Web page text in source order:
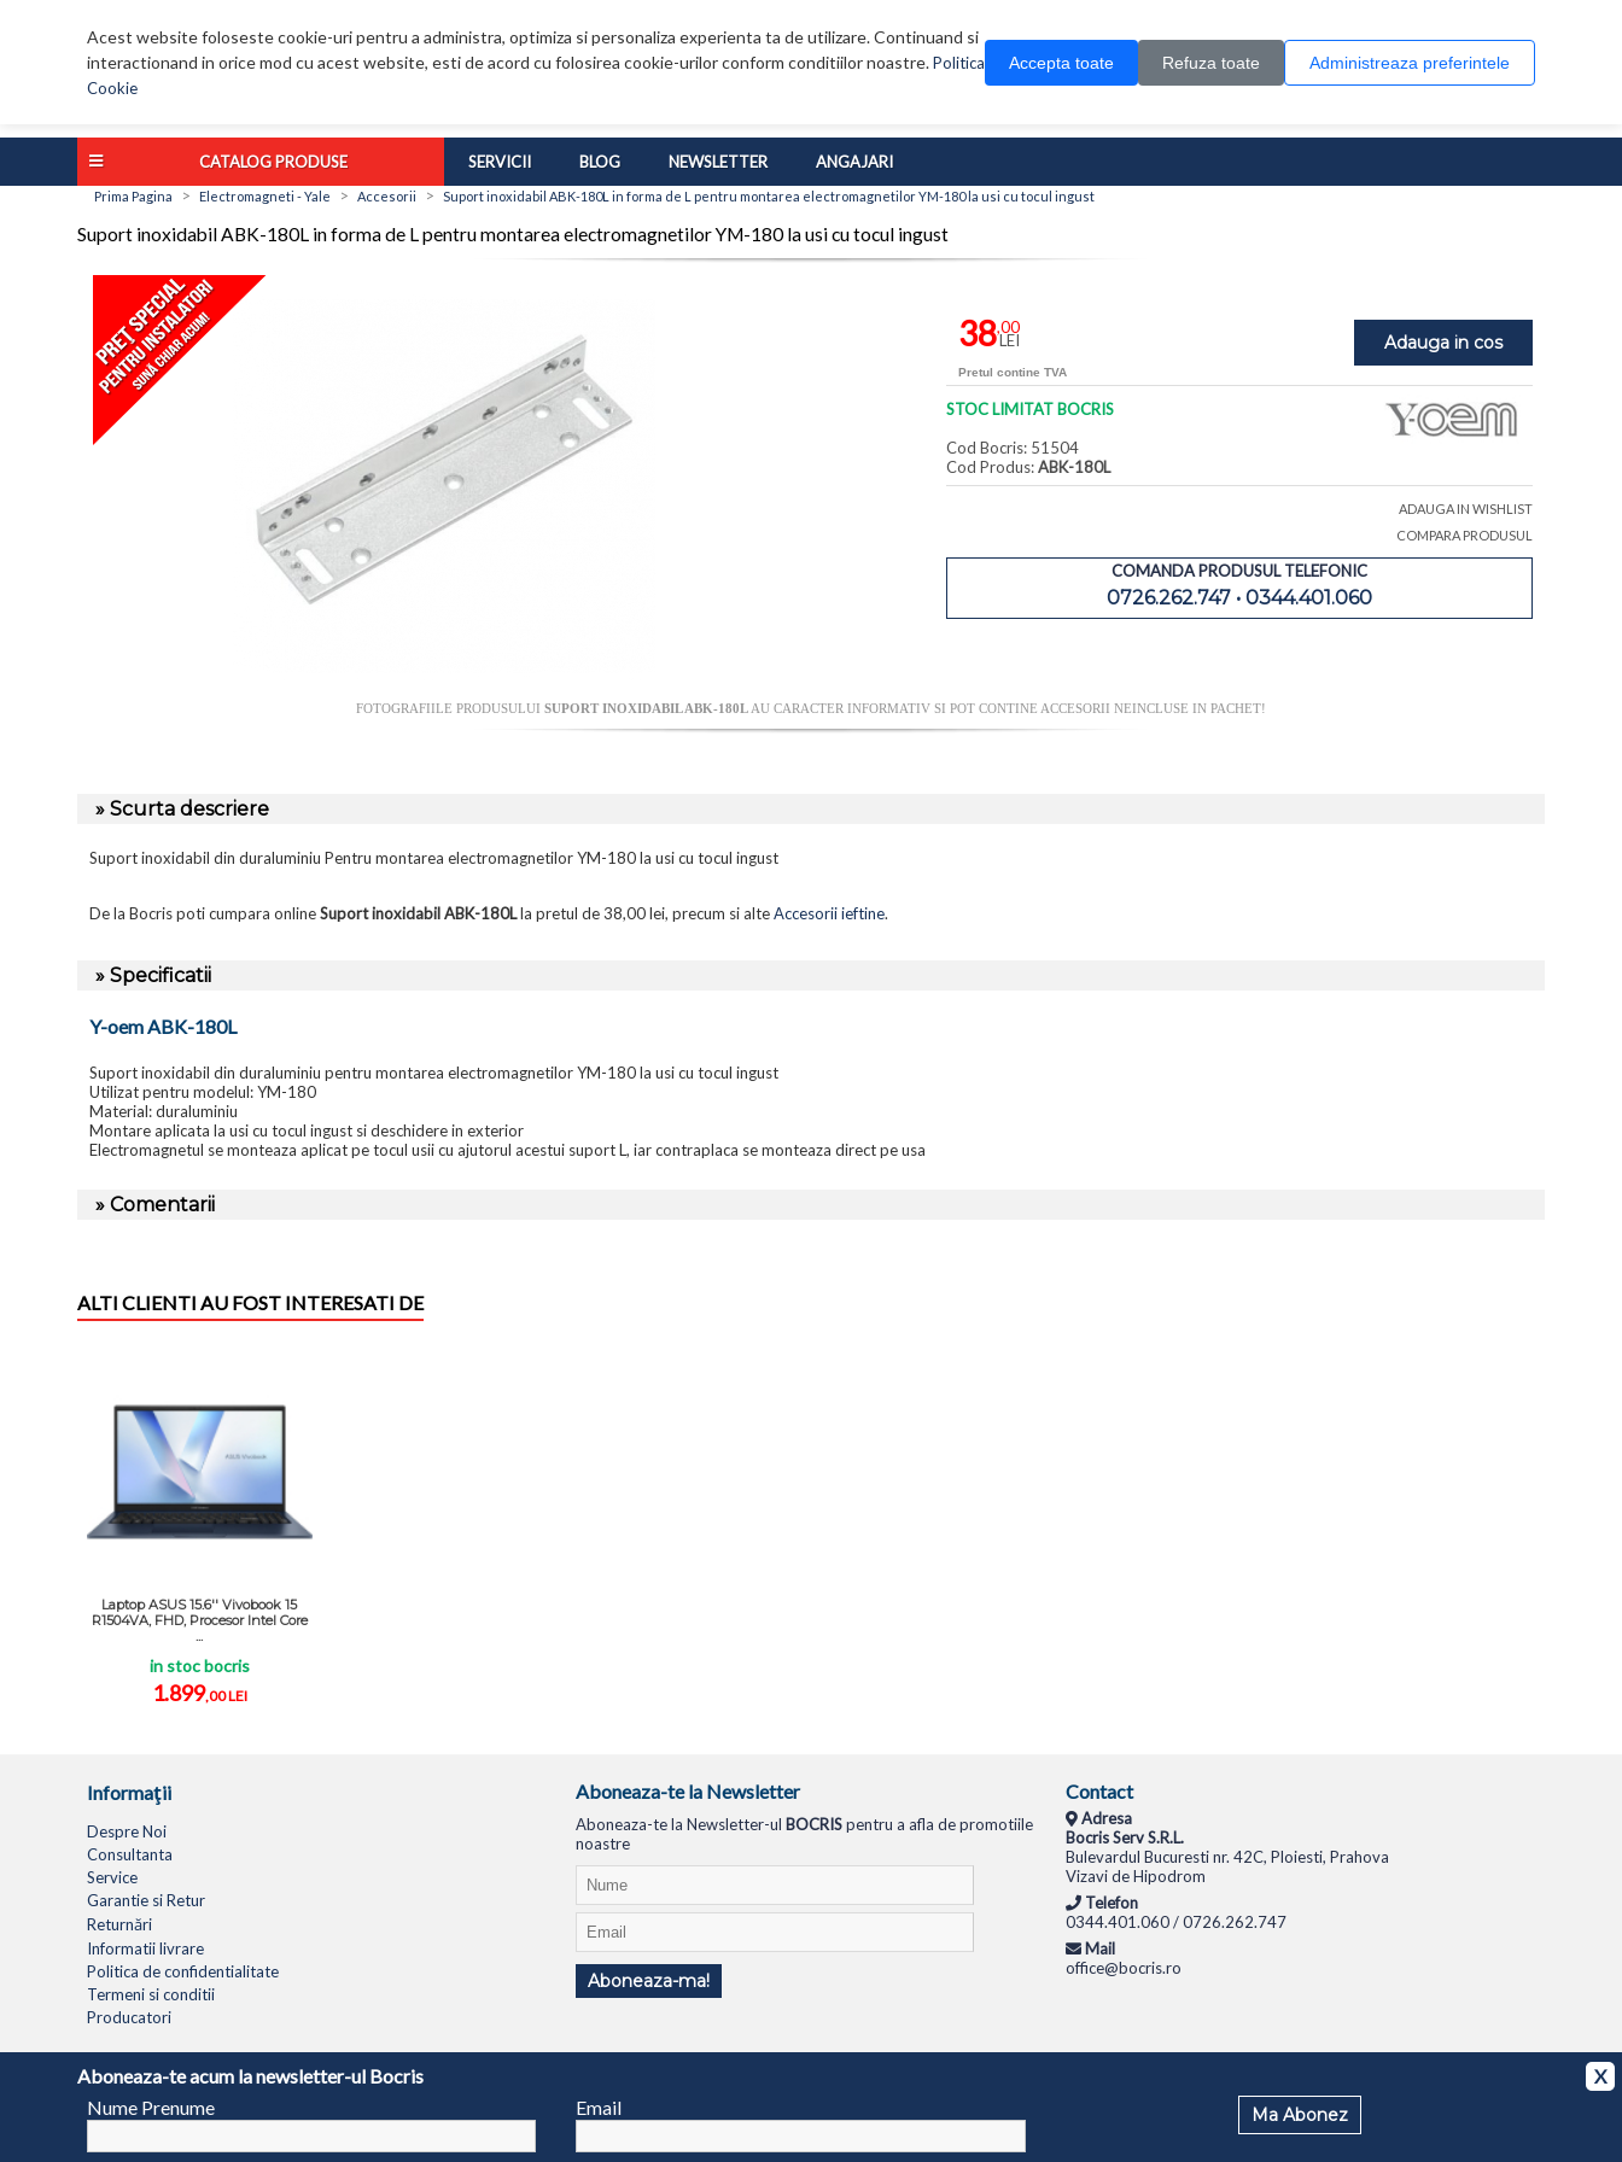
Acest website foloseste cookie-uri pentru a administra, optimiza si personaliza experienta ta de utilizare. Continuand si
interactionand in orice mod cu acest website, esti de acord cu folosirea cookie-urilor conform conditiilor noastre.Politica
Cookie
Accepta toate Refuza toate Administreaza preferintele
Aboneaza-te acum la newsletter-ul Bocris
X
Nume Prenume
Email Ma Abonez
0 produs(e)
CATALOG PRODUSE SERVICII BLOG NEWSLETTER ANGAJARI
Prima Pagina > Electromagneti - Yale > Accesorii > Suport inoxidabil ABK-180L in forma de L pentru montarea electromagnetilor YM-180 la usi cu tocul ingust
Suport inoxidabil ABK-180L in forma de L pentru montarea electromagnetilor YM-180 la usi cu tocul ingust
Adauga in cos
38,00
LEI
Pretul contine TVA
STOC LIMITAT BOCRIS
Cod Bocris: 51504
Cod Produs:ABK-180L
ADAUGA IN WISHLIST
COMPARA PRODUSUL
COMANDA PRODUSUL TELEFONIC
0726.262.747 • 0344.401.060
FOTOGRAFIILE PRODUSULUI SUPORT INOXIDABIL ABK-180LAU CARACTER INFORMATIV SI POT CONTINE ACCESORII NEINCLUSE IN PACHET!
» Scurta descriere
Suport inoxidabil din duraluminiu Pentru montarea electromagnetilor YM-180 la usi cu tocul ingust
De la Bocris poti cumpara onlineSuport inoxidabil ABK-180Lla pretul de 38,00 lei, precum si alteAccesorii ieftine.
» Specificatii
Y-oem ABK-180L
Suport inoxidabil din duraluminiu pentru montarea electromagnetilor YM-180 la usi cu tocul ingust
Utilizat pentru modelul: YM-180
Material: duraluminiu
Montare aplicata la usi cu tocul ingust si deschidere in exterior
Electromagnetul se monteaza aplicat pe tocul usii cu ajutorul acestui suport L, iar contraplaca se monteaza direct pe usa
» Comentarii
ALTI CLIENTI AU FOST INTERESATI DE
Laptop ASUS 15.6'' Vivobook 15
R1504VA, FHD, Procesor Intel Core
...
in stoc bocris
1.899,00 LEI
Informaţii
Despre Noi
Consultanta
Service
Garantie si Retur
Returnări
Informatii livrare
Politica de confidentialitate
Termeni si conditii
Producatori
Aboneaza-te la Newsletter
Aboneaza-te la Newsletter-ul BOCRISpentru a afla de promotiile
noastre
Aboneaza-ma!
Contact
Adresa
Bocris Serv S.R.L.
Bulevardul Bucuresti nr. 42C, Ploiesti, Prahova
Vizavi de Hipodrom
Telefon
0344.401.060 / 0726.262.747
Mail
office@bocris.ro
LAPTOPURI NETBOOK TABLETE MULTIFUNCTIONALE SISTEME PC MONITOARE TELEVIZOARE ROUTERE SWITCH-URI APARATE FOTO CAMERE VIDEO CAMERE DE SUPRAVEGHERE
© 1994 - 2026 BOCRIS SERV S.R.L. | CUI: RO6260085, REG. COM.: J29/2413/1994 ANPC